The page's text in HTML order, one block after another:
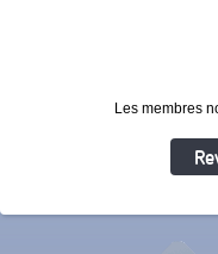
Les membres